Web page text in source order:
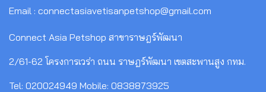
Email : connectasiavetisanpetshop@gmail.com
Connect Asia Petshop สาขาราษฎร์พัฒนา
2/61-62 โครงการเวร่า ถนน ราษฎร์พัฒนา เขตสะพานสูง กทม.
Tel: 020024949 Mobile: 0838873925